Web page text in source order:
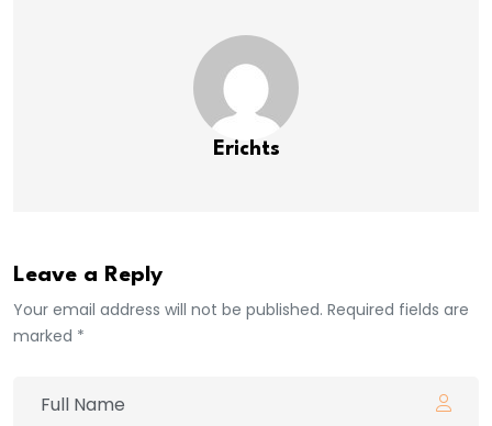
Erichts
Leave a Reply
Your email address will not be published. Required fields are
marked *